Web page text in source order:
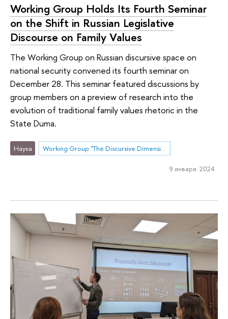
Working Group Holds Its Fourth Seminar
on the Shift in Russian Legislative
Discourse on Family Values
The Working Group on Russian discursive space on
national security convened its fourth seminar on
December 28. This seminar featured discussions by
group members on a preview of research into the
evolution of traditional family values rhetoric in the
State Duma.
Наука Working Group "The Discursive Dimension of Foreign-Policy Decision-Making: A Comparative Study of Change and Continuity in Russia’s Public Discourse"
9 января 2024